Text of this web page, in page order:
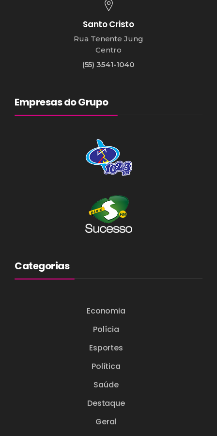
Santo Cristo
Rua Tenente Jung
Centro
(55) 3541-1040
Empresas do Grupo
Categorias
Economia
Polícia
Esportes
Política
Saúde
Destaque
Geral